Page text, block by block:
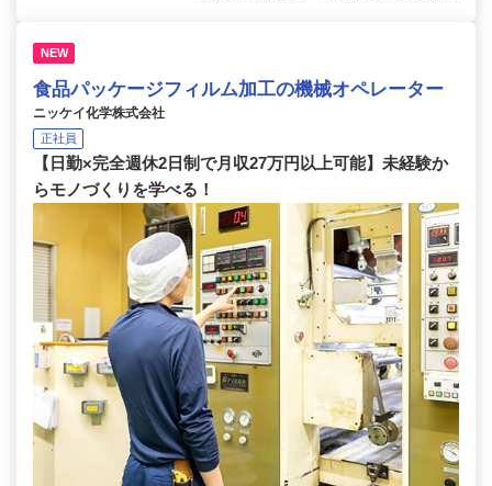
NEW
食品パッケージフィルム加工の機械オペレーター
ニッケイ化学株式会社
正社員
【日勤×完全週休2日制で月収27万円以上可能】未経験か
らモノづくりを学べる！